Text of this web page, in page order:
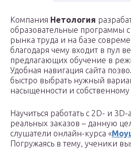
Компания Нетология
образовательные программы с
рынка труда и на базе
благодаря чему входит в пул
предлагающих обучение в
Удобная навигация сайта
быстро выбрать нужный
насыщенности и
Научиться работать с 2D- и
реальных заказов – данную
слушатели онлайн-курса «
Погружаясь в тему, ученики